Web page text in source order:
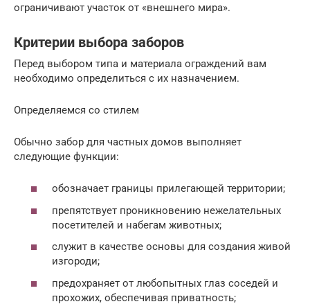
ограничивают участок от «внешнего мира».
Критерии выбора заборов
Перед выбором типа и материала ограждений вам
необходимо определиться с их назначением.
Определяемся со стилем
Обычно забор для частных домов выполняет
следующие функции:
обозначает границы прилегающей территории;
препятствует проникновению нежелательных
посетителей и набегам животных;
служит в качестве основы для создания живой
изгороди;
предохраняет от любопытных глаз соседей и
прохожих, обеспечивая приватность;